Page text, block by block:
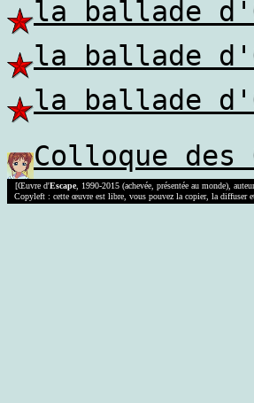
la ballade
la ballade
la ballade
Colloque des
[Œuvre d'Escape, 1990-2015 (achevée, présentée au monde),
Copyleft : cette œuvre est libre, vous pouvez la copier, la diffuser